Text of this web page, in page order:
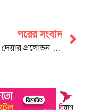
পরের সংবাদ
চাকরি দেয়ার প্রলোভন দেখিয়ে অসামাজিক কার্যকলাপে লিপ্ত করার অপরাধে আটক ২